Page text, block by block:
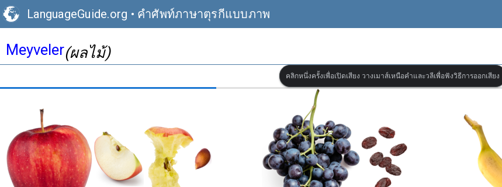
LanguageGuide.org • คำศัพท์ภาษาตุรกีแบบภาพ
Meyveler(ผลไม้)
คลิกหนึ่งครั้งเพื่อเปิดเสียง วางเมาส์เหนือคำและวลีเพื่อฟังวิธีการออกเสียง